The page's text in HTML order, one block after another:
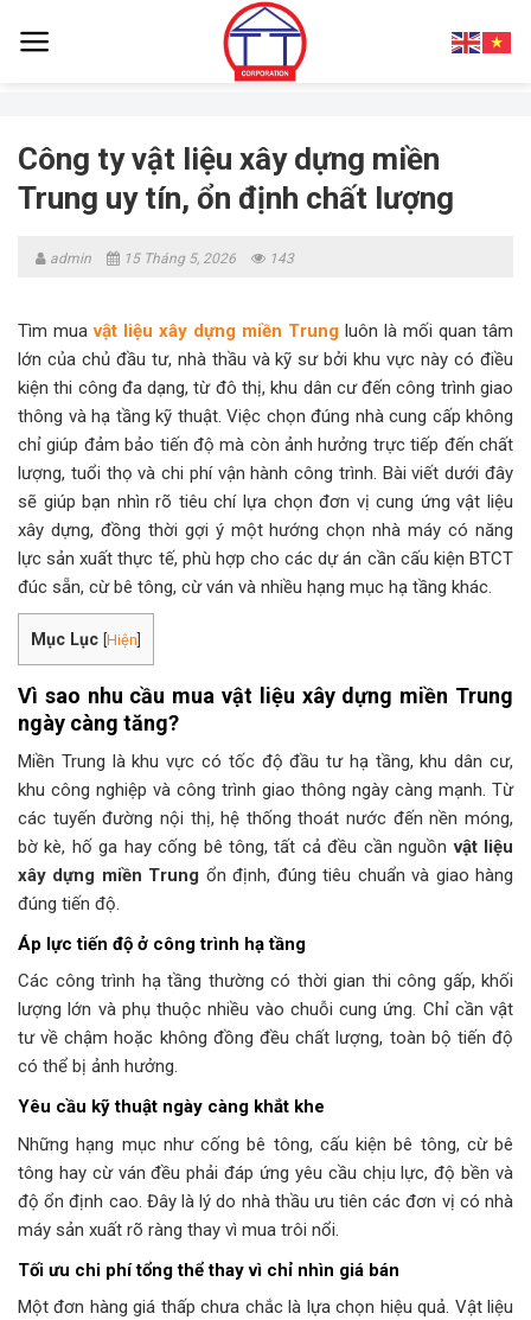
Công ty vật liệu xây dựng miền
Trung uy tín, ổn định chất lượng
admin 15 Tháng 5, 2026 143
Tìm mua vật liệu xây dựng miền Trung luôn là mối quan tâm
lớn của chủ đầu tư, nhà thầu và kỹ sư bởi khu vực này có điều
kiện thi công đa dạng, từ đô thị, khu dân cư đến công trình giao
thông và hạ tầng kỹ thuật. Việc chọn đúng nhà cung cấp không
chỉ giúp đảm bảo tiến độ mà còn ảnh hưởng trực tiếp đến chất
lượng, tuổi thọ và chi phí vận hành công trình. Bài viết dưới đây
sẽ giúp bạn nhìn rõ tiêu chí lựa chọn đơn vị cung ứng vật liệu
xây dựng, đồng thời gợi ý một hướng chọn nhà máy có năng
lực sản xuất thực tế, phù hợp cho các dự án cần cấu kiện BTCT
đúc sẵn, cừ bê tông, cừ ván và nhiều hạng mục hạ tầng khác.
Mục Lục [Hiện]
Vì sao nhu cầu mua vật liệu xây dựng miền Trung
ngày càng tăng?
Miền Trung là khu vực có tốc độ đầu tư hạ tầng, khu dân cư,
khu công nghiệp và công trình giao thông ngày càng mạnh. Từ
các tuyến đường nội thị, hệ thống thoát nước đến nền móng,
bờ kè, hố ga hay cống bê tông, tất cả đều cần nguồnvật liệu
xây dựng miền Trung ổn định, đúng tiêu chuẩn và giao hàng
đúng tiến độ.
Áp lực tiến độ ở công trình hạ tầng
Các công trình hạ tầng thường có thời gian thi công gấp, khối
lượng lớn và phụ thuộc nhiều vào chuỗi cung ứng. Chỉ cần vật
tư về chậm hoặc không đồng đều chất lượng, toàn bộ tiến độ
có thể bị ảnh hưởng.
Yêu cầu kỹ thuật ngày càng khắt khe
Những hạng mục như cống bê tông, cấu kiện bê tông, cừ bê
tông hay cừ ván đều phải đáp ứng yêu cầu chịu lực, độ bền và
độ ổn định cao. Đây là lý do nhà thầu ưu tiên các đơn vị có nhà
máy sản xuất rõ ràng thay vì mua trôi nổi.
Tối ưu chi phí tổng thể thay vì chỉ nhìn giá bán
Một đơn hàng giá thấp chưa chắc là lựa chọn hiệu quả. Vật liệu